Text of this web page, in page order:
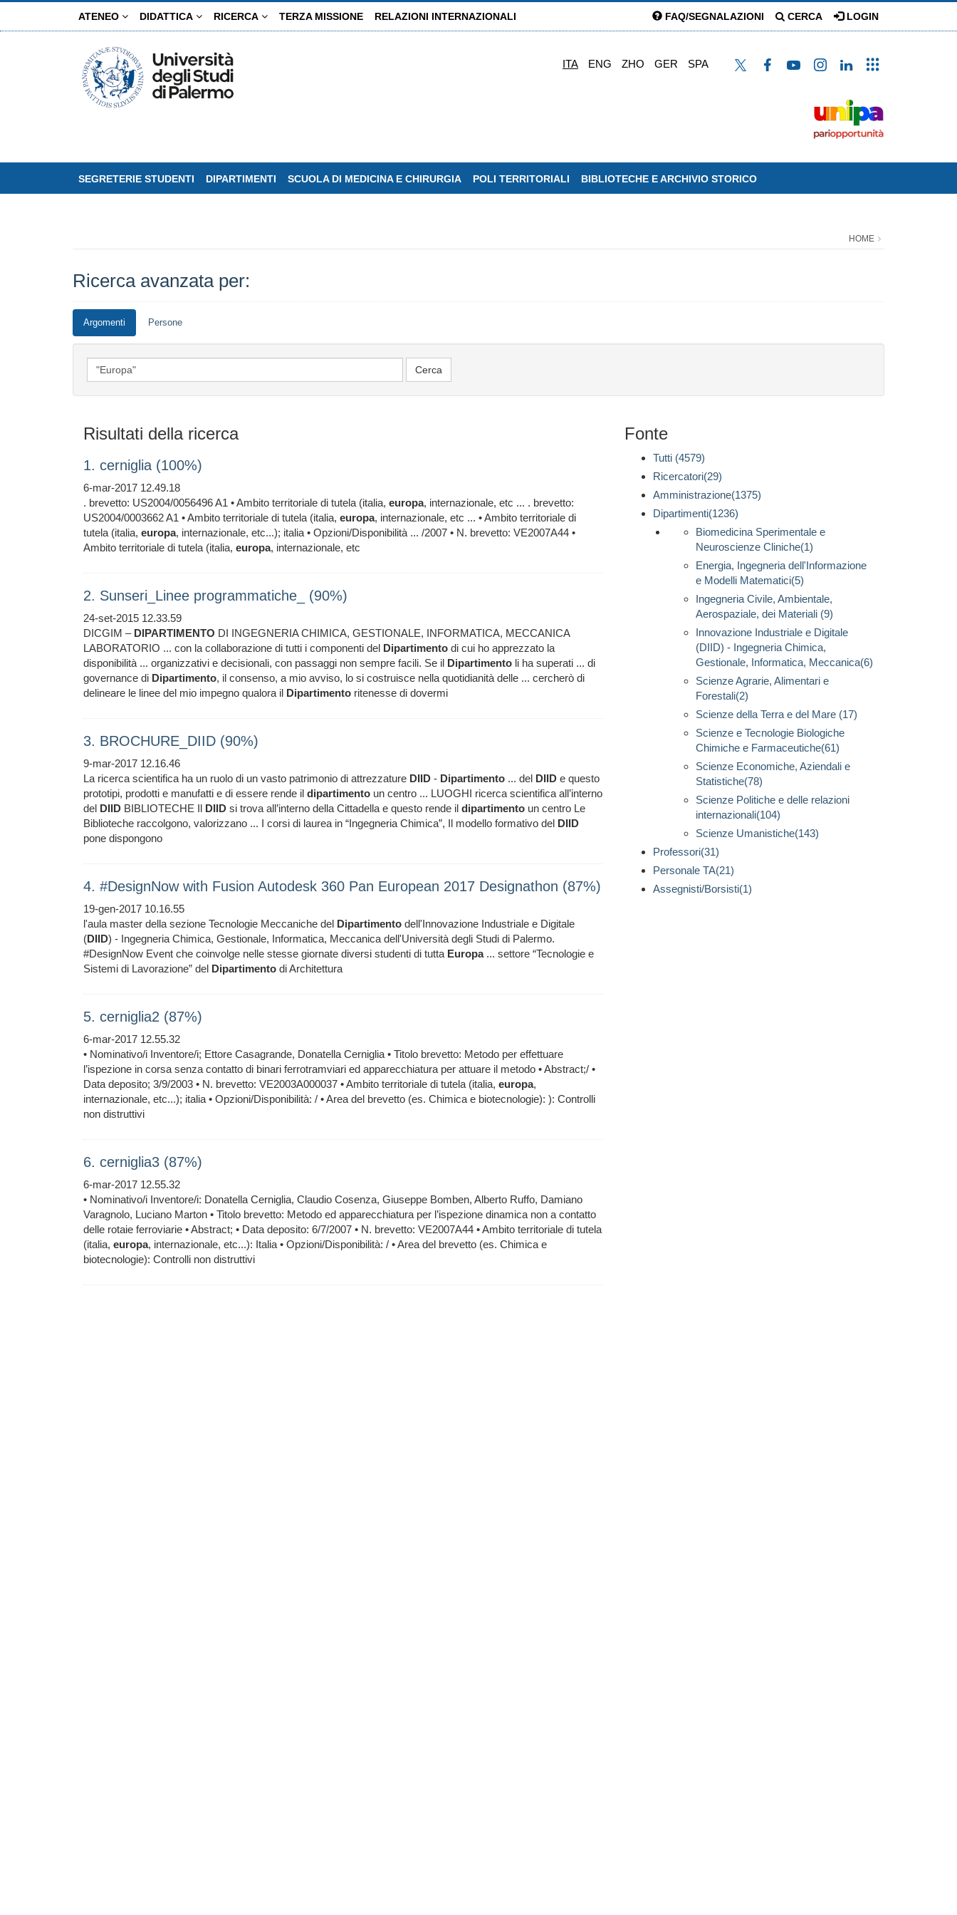
ATENEO DIDATTICA RICERCA TERZA MISSIONE RELAZIONI INTERNAZIONALI FAQ/SEGNALAZIONI CERCA LOGIN
ITA ENG ZHO GER SPA
SEGRETERIE STUDENTI DIPARTIMENTI SCUOLA DI MEDICINA E CHIRURGIA POLI TERRITORIALI BIBLIOTECHE E ARCHIVIO STORICO
HOME
Ricerca avanzata per:
Argomenti Persone
Risultati della ricerca
1. cerniglia (100%)
6-mar-2017 12.49.18
. brevetto: US2004/0056496 A1 • Ambito territoriale di tutela (italia, europa, internazionale, etc ... . brevetto:
US2004/0003662 A1 • Ambito territoriale di tutela (italia, europa, internazionale, etc ... • Ambito territoriale di
tutela (italia, europa, internazionale, etc...); italia • Opzioni/Disponibilità ... /2007 • N. brevetto: VE2007A44 •
Ambito territoriale di tutela (italia, europa, internazionale, etc
2. Sunseri_Linee programmatiche_ (90%)
24-set-2015 12.33.59
DICGIM – DIPARTIMENTO DI INGEGNERIA CHIMICA, GESTIONALE, INFORMATICA, MECCANICA
LABORATORIO ... con la collaborazione di tutti i componenti del Dipartimento di cui ho apprezzato la
disponibilità ... organizzativi e decisionali, con passaggi non sempre facili. Se il Dipartimento li ha superati ... di
governance di Dipartimento, il consenso, a mio avviso, lo si costruisce nella quotidianità delle ... cercherò di
delineare le linee del mio impegno qualora il Dipartimento ritenesse di dovermi
3. BROCHURE_DIID (90%)
9-mar-2017 12.16.46
La ricerca scientifica ha un ruolo di un vasto patrimonio di attrezzature DIID - Dipartimento ... del DIID e questo
prototipi, prodotti e manufatti e di essere rende il dipartimento un centro ... LUOGHI ricerca scientifica all’interno
del DIID BIBLIOTECHE Il DIID si trova all’interno della Cittadella e questo rende il dipartimento un centro Le
Biblioteche raccolgono, valorizzano ... I corsi di laurea in “Ingegneria Chimica”, Il modello formativo del DIID
pone dispongono
4. #DesignNow with Fusion Autodesk 360 Pan European 2017 Designathon (87%)
19-gen-2017 10.16.55
l'aula master della sezione Tecnologie Meccaniche del Dipartimento dell'Innovazione Industriale e Digitale
(DIID) - Ingegneria Chimica, Gestionale, Informatica, Meccanica dell'Università degli Studi di Palermo.
#DesignNow Event che coinvolge nelle stesse giornate diversi studenti di tutta Europa... settore “Tecnologie e
Sistemi di Lavorazione” del Dipartimento di Architettura
5. cerniglia2 (87%)
6-mar-2017 12.55.32
• Nominativo/i Inventore/i; Ettore Casagrande, Donatella Cerniglia • Titolo brevetto: Metodo per effettuare
l’ispezione in corsa senza contatto di binari ferrotramviari ed apparecchiatura per attuare il metodo • Abstract;/ •
Data deposito; 3/9/2003 • N. brevetto: VE2003A000037 • Ambito territoriale di tutela (italia, europa,
internazionale, etc...); italia • Opzioni/Disponibilità: / • Area del brevetto (es. Chimica e biotecnologie): ): Controlli
non distruttivi
6. cerniglia3 (87%)
6-mar-2017 12.55.32
• Nominativo/i Inventore/i: Donatella Cerniglia, Claudio Cosenza, Giuseppe Bomben, Alberto Ruffo, Damiano
Varagnolo, Luciano Marton • Titolo brevetto: Metodo ed apparecchiatura per l’ispezione dinamica non a contatto
delle rotaie ferroviarie • Abstract; • Data deposito: 6/7/2007 • N. brevetto: VE2007A44 • Ambito territoriale di tutela
(italia, europa, internazionale, etc...): Italia • Opzioni/Disponibilità: / • Area del brevetto (es. Chimica e
biotecnologie): Controlli non distruttivi
Fonte
Tutti (4579)
Ricercatori(29)
Amministrazione(1375)
Dipartimenti(1236)
Biomedicina Sperimentale e
Neuroscienze Cliniche(1)
Energia, Ingegneria dell'Informazione
e Modelli Matematici(5)
Ingegneria Civile, Ambientale,
Aerospaziale, dei Materiali (9)
Innovazione Industriale e Digitale
(DIID) - Ingegneria Chimica,
Gestionale, Informatica, Meccanica(6)
Scienze Agrarie, Alimentari e
Forestali(2)
Scienze della Terra e del Mare (17)
Scienze e Tecnologie Biologiche
Chimiche e Farmaceutiche(61)
Scienze Economiche, Aziendali e
Statistiche(78)
Scienze Politiche e delle relazioni
internazionali(104)
Scienze Umanistiche(143)
Professori(31)
Personale TA(21)
Assegnisti/Borsisti(1)